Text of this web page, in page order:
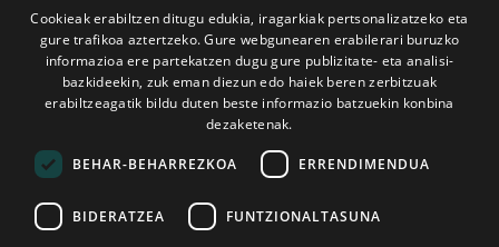
2026ko eka. 1a 2026ko mar. 1a
Cookieak erabiltzen ditugu edukia, iragarkiak pertsonalizatzeko eta
gure trafikoa aztertzeko. Gure webgunearen erabilerari buruzko
informazioa ere partekatzen dugu gure publizitate- eta analisi-
bazkideekin, zuk eman diezun edo haiek beren zerbitzuak
erabiltzeagatik bildu duten beste informazio batzuekin konbina
dezaketenak.
BEHAR-BEHARREZKOA ERRENDIMENDUA
BIDERATZEA FUNTZIONALTASUNA